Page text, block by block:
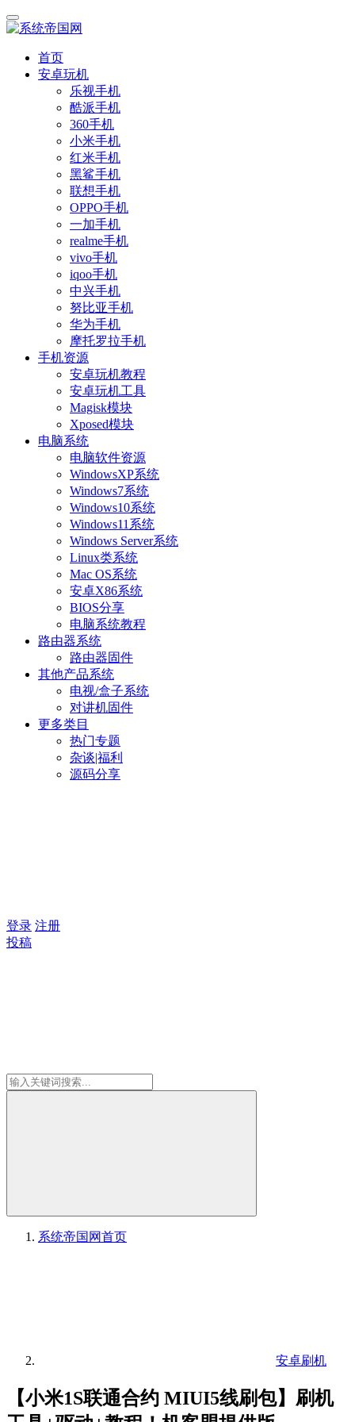
首页
安卓玩机
乐视手机
酷派手机
360手机
小米手机
红米手机
黑鲨手机
联想手机
OPPO手机
一加手机
realme手机
vivo手机
iqoo手机
中兴手机
努比亚手机
华为手机
摩托罗拉手机
手机资源
安卓玩机教程
安卓玩机工具
Magisk模块
Xposed模块
电脑系统
电脑软件资源
WindowsXP系统
Windows7系统
Windows10系统
Windows11系统
Windows Server系统
Linux类系统
Mac OS系统
安卓X86系统
BIOS分享
电脑系统教程
路由器系统
路由器固件
其他产品系统
电视/盒子系统
对讲机固件
更多类目
热门专题
杂谈|福利
源码分享
登录 注册
投稿
系统帝国网首页
安卓刷机
【小米1S联通合约 MIUI5线刷包】刷机